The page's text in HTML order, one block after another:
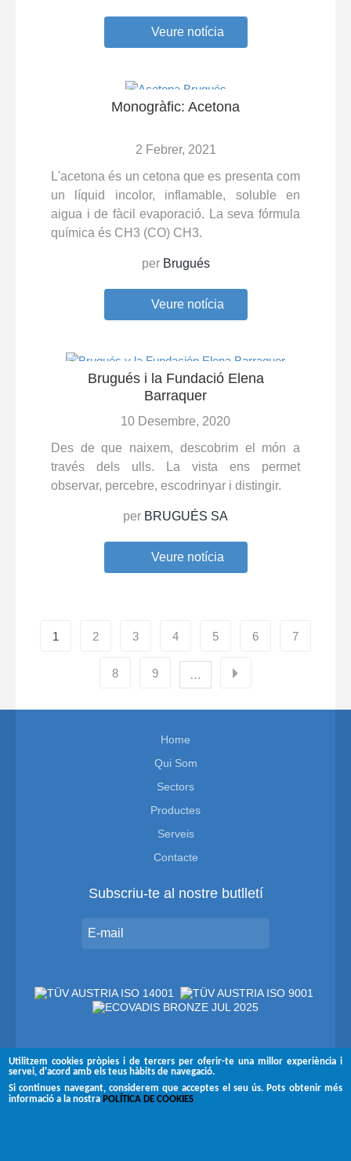
Utilitzem cookies pròpies i de tercers per oferir-te una millor experiència i
servei, d'acord amb els teus hàbits de navegació.
Si continues navegant, considerem que acceptes el seu ús. Pots obtenir més
informació a la nostra POLÍTICA DE COOKIES
Veure notícia
Monogràfic: Acetona
2 Febrer, 2021
L'acetona és un cetona que es presenta com
un líquid incolor, inflamable, soluble en
aigua i de fàcil evaporació. La seva fórmula
química és CH3 (CO) CH3.
per Brugués
Veure notícia
Brugués i la Fundació Elena
Barraquer
10 Desembre, 2020
Des de que naixem, descobrim el món a
través dels ulls. La vista ens permet
observar, percebre, escodrinyar i distingir.
per BRUGUÉS SA
Veure notícia
1 2 3 4 5 6 7
8 9 …
Home
Qui Som
Sectors
Productes
Serveis
Contacte
Subscriu-te al nostre butlletí
Segueix-nos a